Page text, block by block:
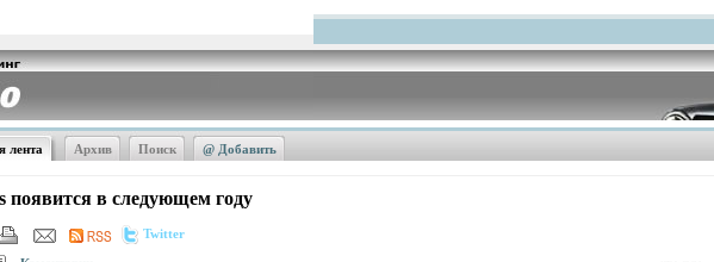
лента Архив Поиск @ Добавить
в следующем году
Twitter